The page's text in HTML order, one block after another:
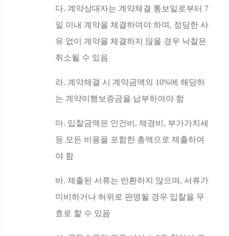
다. 계약상대자는 계약체결 통보일로부터 7
일 이내 계약을 체결하여야 하며 , 정당한 사
유 없이 계약을 체결하지 않을 경우 낙찰은
취소될 수 있음
라. 계약체결 시 계약금액의 10%에 해당하
는 계약이행보증금을 납부하여야 함
마. 입찰금액은 인건비 ,제경비 , 부가가치세
등 모든 비용을 포함한 총액으로 제출하여
야 함
바.제출된 서류는 반환하지 않으며 , 서류가
미비하거나 허위로 판명될 경우 입찰을 무
효로 할 수 있음